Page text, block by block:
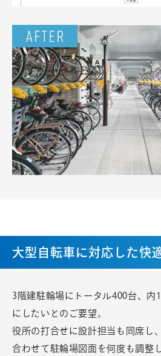
大型自転車に対応した快
3階建駐輪場にトータル400台、内
にしたいとのご要望。
役所の打合せに設計担当も同席し
合わせて駐輪場図面を何度も調整